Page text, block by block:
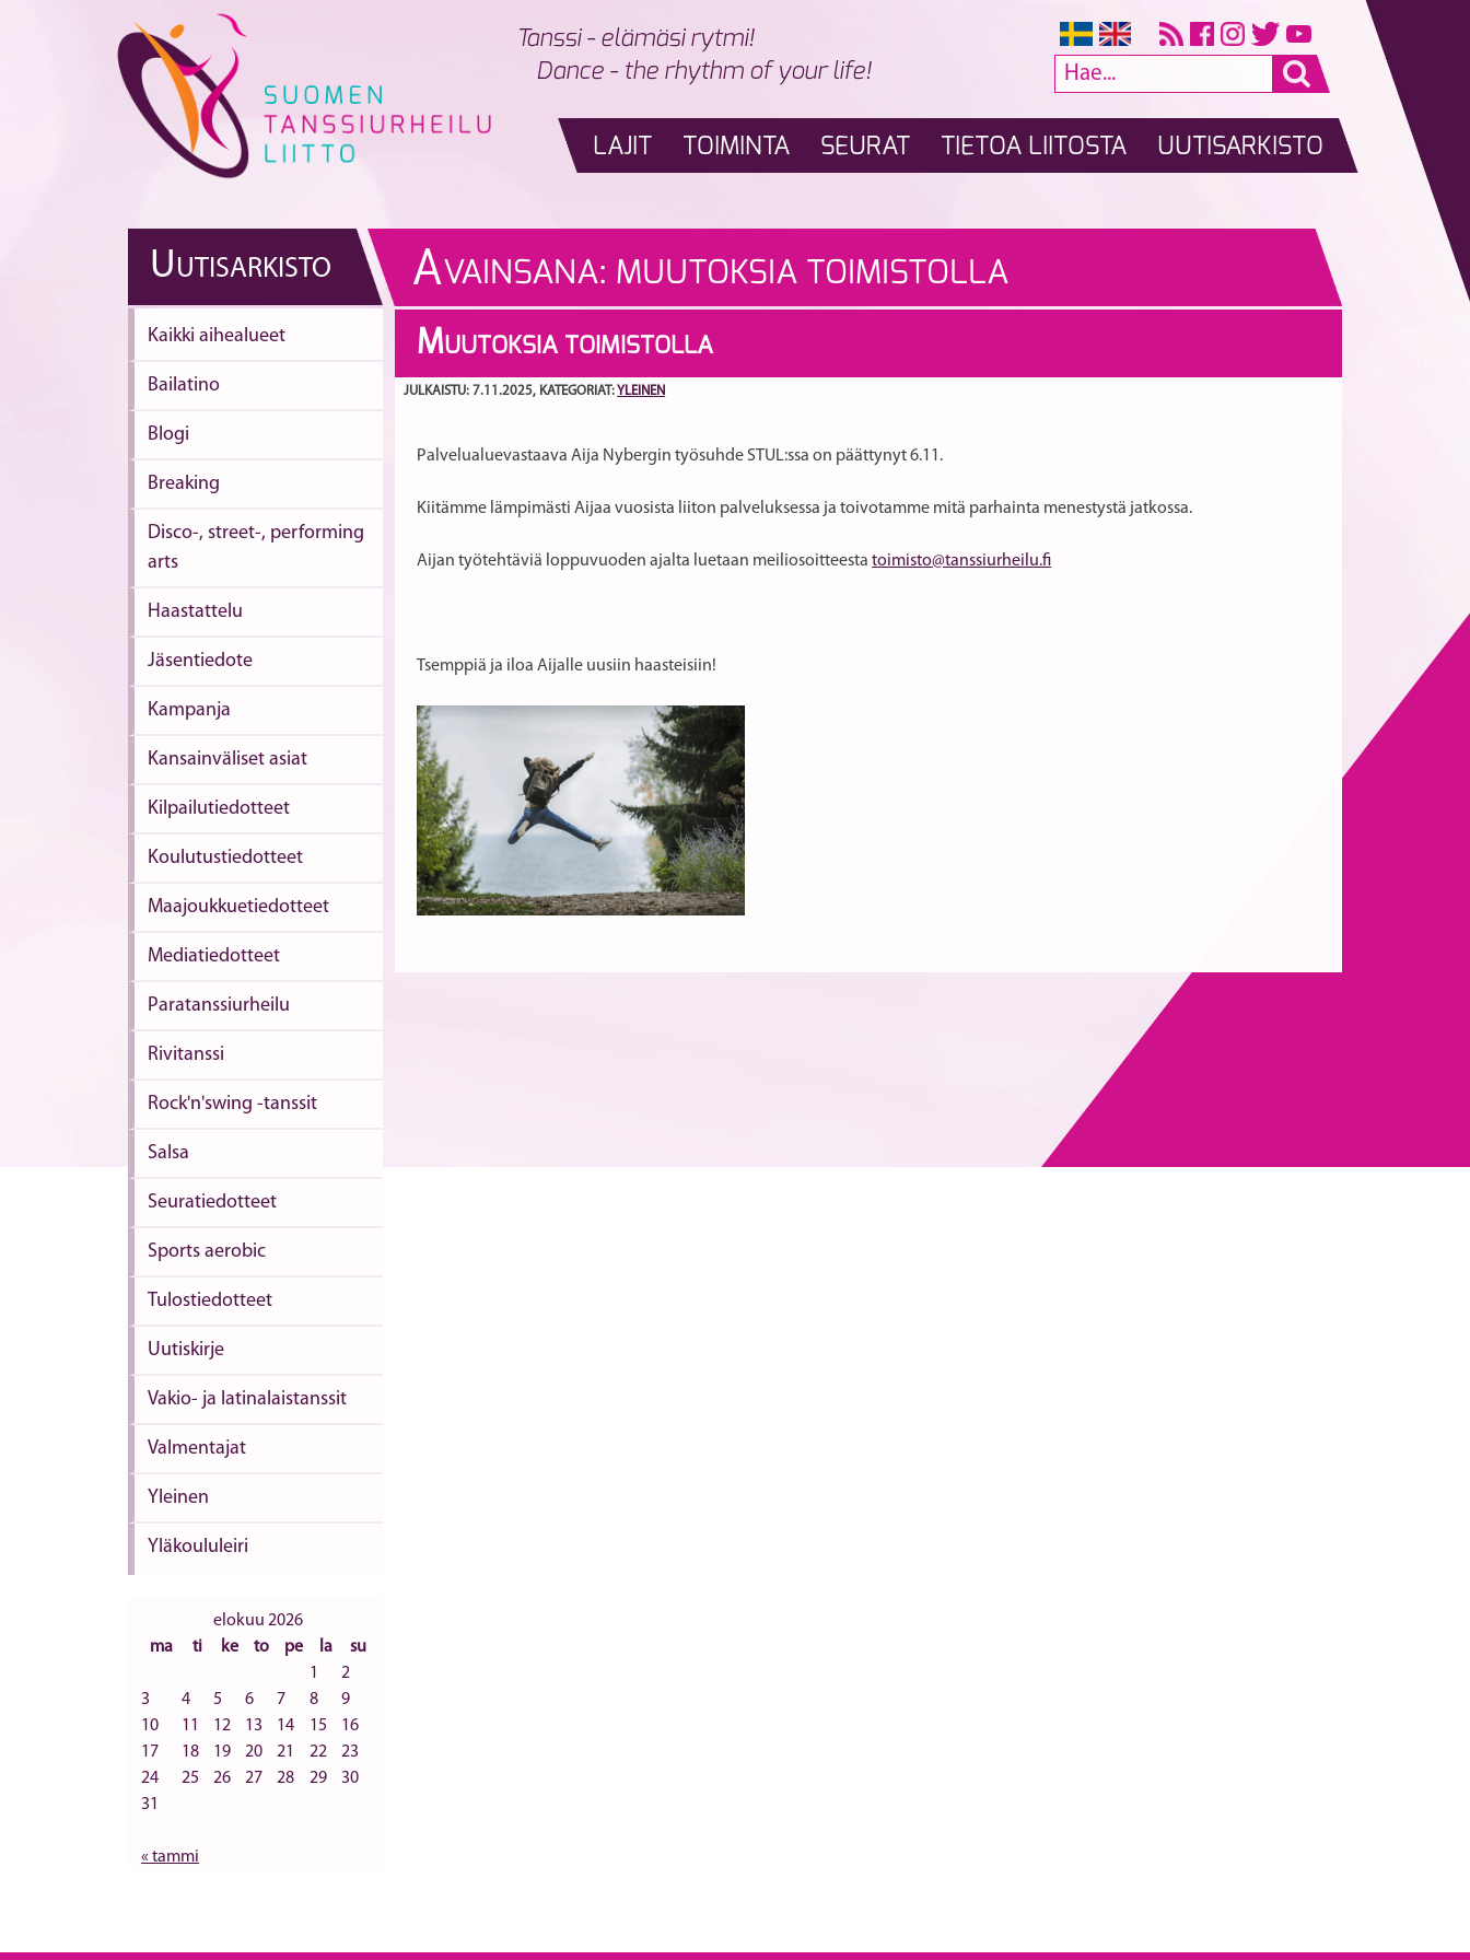
Tanssi - elämäsi rytmi!
Dance - the rhythm of your life!
LAJIT TOIMINTA SEURAT TIETOA LIITOSTA UUTISARKISTO
UUTISARKISTO
Kaikki aihealueet
Bailatino
Blogi
Breaking
Disco-, street-, performing
arts
Haastattelu
Jäsentiedote
Kampanja
Kansainväliset asiat
Kilpailutiedotteet
Koulutustiedotteet
Maajoukkuetiedotteet
Mediatiedotteet
Paratanssiurheilu
Rivitanssi
Rock'n'swing -tanssit
Salsa
Seuratiedotteet
Sports aerobic
Tulostiedotteet
Uutiskirje
Vakio- ja latinalaistanssit
Valmentajat
Yleinen
Yläkoululeiri
elokuu 2026
ma
ti ke to pe la
su
1
2
3
4 5 6 7 8
9
10
11 12 13 14 15
16
17
18 19 20 21 22
23
24
25 26 27 28 29
30
31
« tammi
AVAINSANA: MUUTOKSIA TOIMISTOLLA
MUUTOKSIA TOIMISTOLLA
JULKAISTU: 7.11.2025, KATEGORIAT:YLEINEN
Palvelualuevastaava Aija Nybergin työsuhde STUL:ssa on päättynyt 6.11.
Kiitämme lämpimästi Aijaa vuosista liiton palveluksessa ja toivotamme mitä parhainta menestystä jatkossa.
Aijan työtehtäviä loppuvuoden ajalta luetaan meiliosoitteestatoimisto@tanssiurheilu.fi
Tsemppiä ja iloa Aijalle uusiin haasteisiin!